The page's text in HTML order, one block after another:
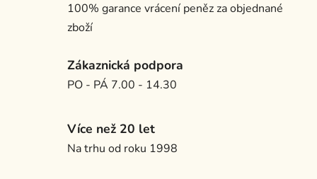
100% garance vrácení peněz za objednané
zboží
Zákaznická podpora
PO - PÁ 7.00 - 14.30
Více než 20 let
Na trhu od roku 1998